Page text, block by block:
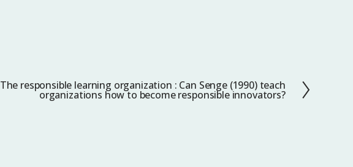
The responsible learning organization : Can Senge (1990) teach
organizations how to become responsible innovators?